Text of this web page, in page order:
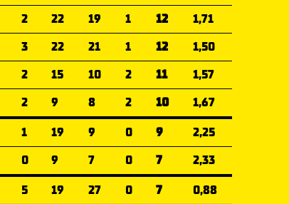
2 22 19 1 12
1,71
3 22 21 1 12
1,50
2 15 10 2 11
1,57
2 9 8 2 10
1,67
1 19 9 0 9
2,25
0 9 7 0 7
2,33
5 19 27 0 7
0,88